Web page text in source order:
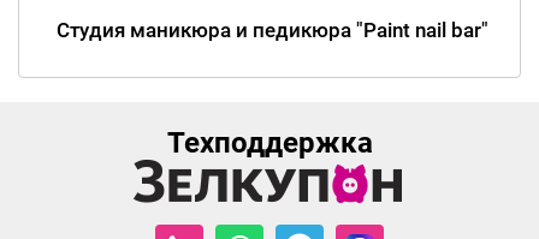
Студия маникюра и педикюра "Paint nail bar"
Техподдержка